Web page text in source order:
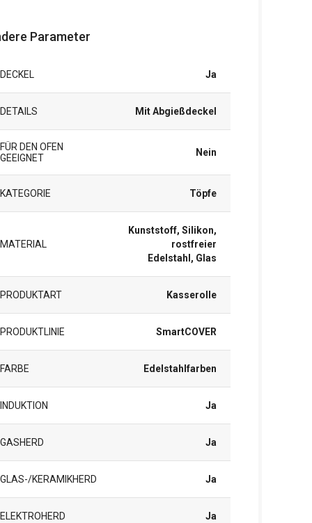
Parameter
DECKEL Ja
DETAILS Mit Abgießdeckel
FÜR DEN OFEN
GEEIGNET
Nein
KATEGORIE Töpfe
MATERIAL
Kunststoff, Silikon,
rostfreier
Edelstahl, Glas
PRODUKTART Kasserolle
PRODUKTLINIE SmartCOVER
FARBE Edelstahlfarben
INDUKTION Ja
GASHERD Ja
GLAS-/KERAMIKHERD Ja
ELEKTROHERD Ja